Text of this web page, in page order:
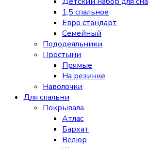
1,5 спальное
Евро стандарт
Семейный
Пододеяльники
Простыни
Прямые
На резинке
Наволочки
Для спальни
Покрывала
Атлас
Бархат
Велюр